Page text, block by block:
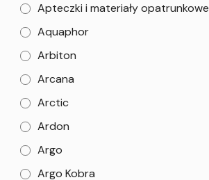
Apteczki i materiały opatrunkowe
Aquaphor
Arbiton
Arcana
Arctic
Ardon
Argo
Argo Kobra